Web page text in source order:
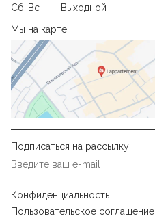
Сб-Вс
Выходной
Мы на карте
Подписаться на рассылку
Конфиденциальность
Пользовательское соглашение